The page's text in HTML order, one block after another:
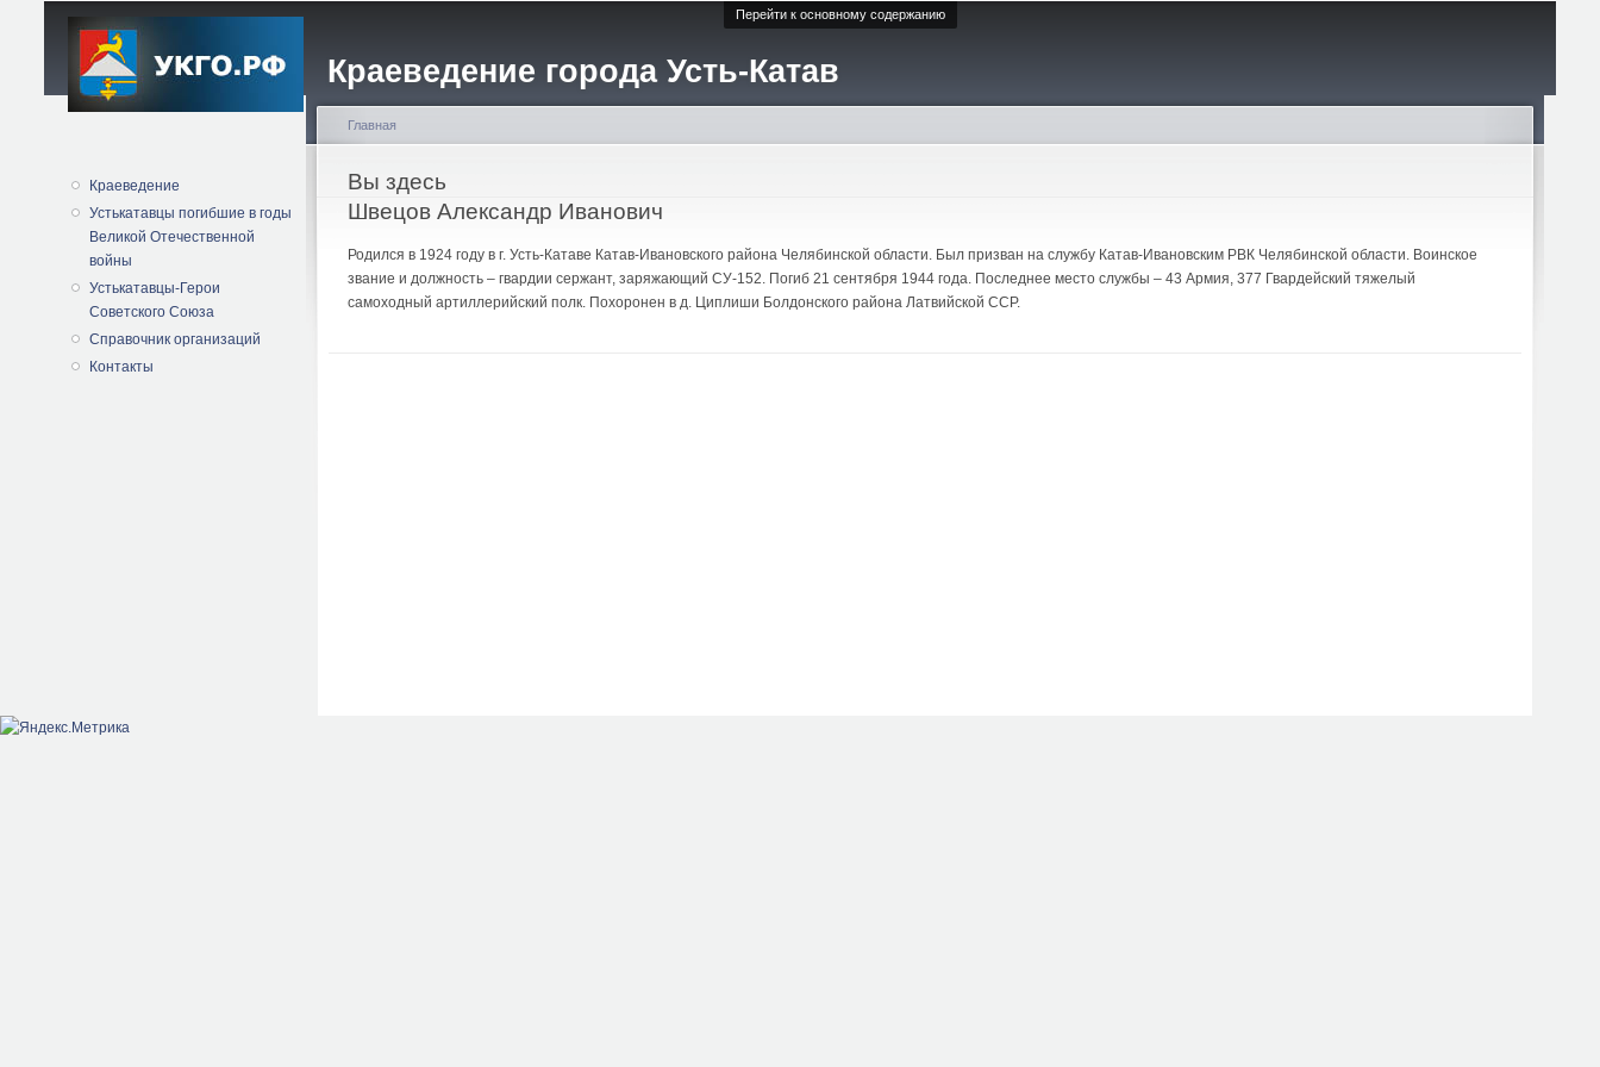
Перейти к основному содержанию
Краеведение города Усть-Катав
Краеведение
Устькатавцы погибшие в годы
Великой Отечественной
войны
Устькатавцы-Герои
Советского Союза
Справочник организаций
Контакты
Вы здесь
Главная
Швецов Александр Иванович
Родился в 1924 году в г. Усть-Катаве Катав-Ивановского района Челябинской области. Был призван на службу Катав-Ивановским РВК Челябинской области. Воинское
звание и должность – гвардии сержант, заряжающий СУ-152. Погиб 21 сентября 1944 года. Последнее место службы – 43 Армия, 377 Гвардейский тяжелый
самоходный артиллерийский полк. Похоронен в д. Циплиши Болдонского района Латвийской ССР.